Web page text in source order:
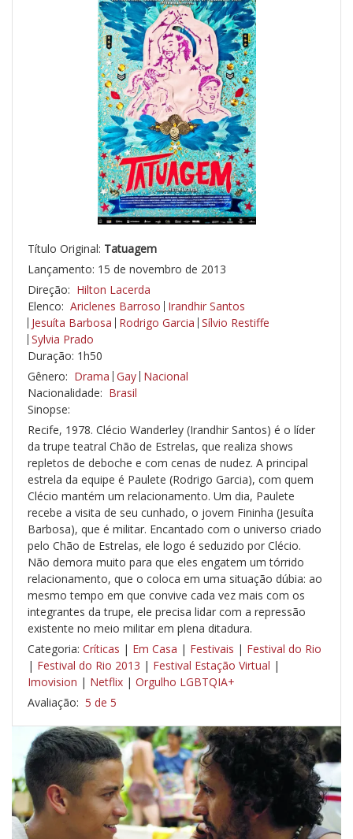
Título Original: Tatuagem
Lançamento: 15 de novembro de 2013
Direção: Hilton Lacerda
Elenco: Ariclenes Barroso Irandhir Santos
Jesuíta Barbosa Rodrigo Garcia Sílvio Restiffe
Sylvia Prado
Duração: 1h50
Gênero: Drama Gay Nacional
Nacionalidade: Brasil
Sinopse:
Recife, 1978. Clécio Wanderley (Irandhir Santos) é o líder
da trupe teatral Chão de Estrelas, que realiza shows
repletos de deboche e com cenas de nudez. A principal
estrela da equipe é Paulete (Rodrigo Garcia), com quem
Clécio mantém um relacionamento. Um dia, Paulete
recebe a visita de seu cunhado, o jovem Fininha (Jesuíta
Barbosa), que é militar. Encantado com o universo criado
pelo Chão de Estrelas, ele logo é seduzido por Clécio.
Não demora muito para que eles engatem um tórrido
relacionamento, que o coloca em uma situação dúbia: ao
mesmo tempo em que convive cada vez mais com os
integrantes da trupe, ele precisa lidar com a repressão
existente no meio militar em plena ditadura.
Categoria: Críticas | Em Casa | Festivais | Festival do Rio
| Festival do Rio 2013 | Festival Estação Virtual |
Imovision | Netflix | Orgulho LGBTQIA+
Avaliação: 5 de 5